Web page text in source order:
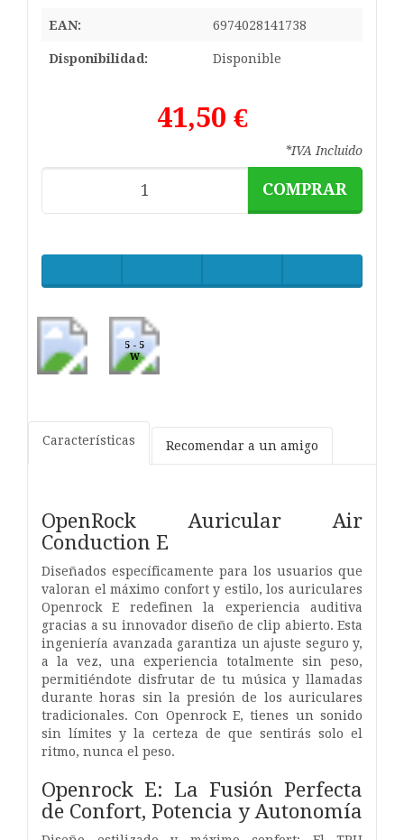
EAN: 6974028141738
Disponibilidad: Disponible
41,50 €
*IVA Incluido
COMPRAR
5 - 5
W
Características Recomendar a un amigo
OpenRock Auricular Air
Conduction E
Diseñados específicamente para los usuarios que
valoran el máximo confort y estilo, los auriculares
Openrock E redefinen la experiencia auditiva
gracias a su innovador diseño de clip abierto. Esta
ingeniería avanzada garantiza un ajuste seguro y,
a la vez, una experiencia totalmente sin peso,
permitiéndote disfrutar de tu música y llamadas
durante horas sin la presión de los auriculares
tradicionales. Con Openrock E, tienes un sonido
sin límites y la certeza de que sentirás solo el
ritmo, nunca el peso.
Openrock E: La Fusión Perfecta
de Confort, Potencia y Autonomía